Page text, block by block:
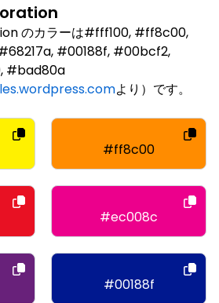
のカラーは#fff100, #ff8c00,
#00188f, #00bcf2,
#bad80a
より）です。
#ff8c00
#ec008c
#00188f